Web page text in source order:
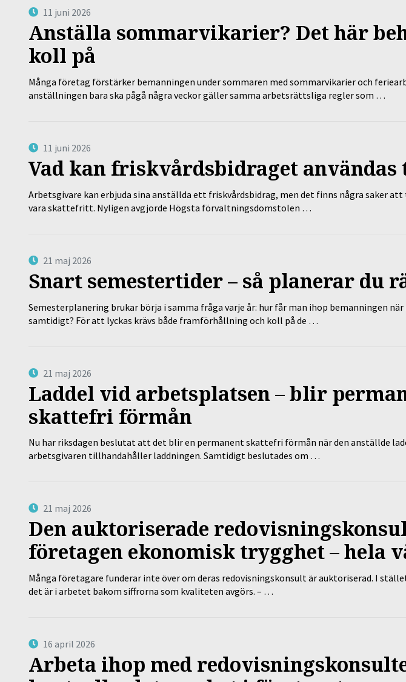
11 juni 2026
Anställa sommarvikarier? Det här
koll på
Många företag förstärker bemanningen under sommaren med sommarvikarier och
anställningen bara ska pågå några veckor gäller samma arbetsrättsliga regler som …
11 juni 2026
Vad kan friskvårdsbidraget
Arbetsgivare kan erbjuda sina anställda ett friskvårdsbidrag, men det finns några saker
vara skattefritt. Nyligen avgjorde Högsta förvaltningsdomstolen …
21 maj 2026
Snart semestertider – så planerar du
Semesterplanering brukar börja i samma fråga varje år: hur får man ihop bemanningen
samtidigt? För att lyckas krävs både framförhållning och koll på de …
21 maj 2026
Laddel vid arbetsplatsen – blir
skattefri förmån
Nu har riksdagen beslutat att det blir en permanent skattefri förmån när den anställde
arbetsgivaren tillhandahåller laddningen. Samtidigt beslutades om …
21 maj 2026
Den auktoriserade
företagen ekonomisk trygghet – hela
Många företagare funderar inte över om deras redovisningskonsult är auktoriserad. I
det är i arbetet bakom siffrorna som kvaliteten avgörs. – …
16 april 2026
Arbeta ihop med